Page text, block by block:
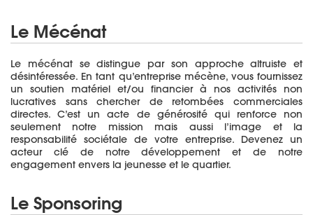
Le Mécénat
Le mécénat se distingue par son approche altruiste et
désintéressée. En tant qu’entreprise mécène, vous fournissez
un soutien matériel et/ou financier à nos activités non
lucratives sans chercher de retombées commerciales
directes. C’est un acte de générosité qui renforce non
seulement notre mission mais aussi l’image et la
responsabilité sociétale de votre entreprise. Devenez un
acteur clé de notre développement et de notre
engagement envers la jeunesse et le quartier.
Le Sponsoring